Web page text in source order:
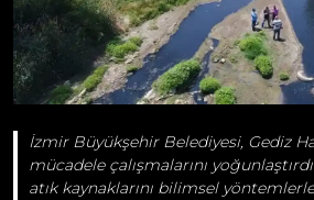
İzmir Büyükşehir Belediyesi, Gediz
mücadele çalışmalarını
atık kaynaklarını bilimsel